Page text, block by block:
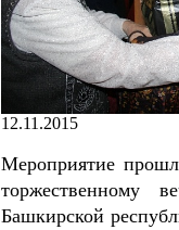
12.11.2015
Мероприятие
торжественному
Башкирской